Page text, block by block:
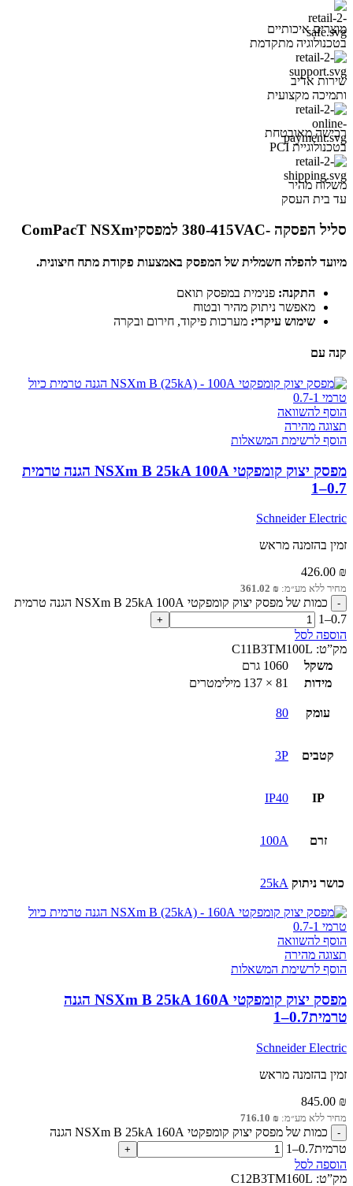
מוצרים איכותיים
בטכנולוגיה מתקדמת
שירות אדיב
ותמיכה מקצועית
רכישה מאובטחת
בטכנולוגיית PCI
משלוח מהיר
עד בית העסק
סליל הפסקה -380-415VAC למפסקיComPacT NSXm
מיועד להפלה חשמלית של המפסק באמצעות פקודת מתח חיצונית.
התקנה: פנימית במפסק תואם
מאפשר ניתוק מהיר ובטוח
שימוש עיקרי: מערכות פיקוד, חירום ובקרה
קנה עם
הוסף להשוואה
תצוגה מהירה
הוסף לרשימת המשאלות
מפסק יצוק קומפקטי NSXm B 25kA 100A הגנה טרמית
0.7–1
Schneider Electric
זמין בהזמנה מראש
426.00 ₪
מחיר ללא מע״מ: 361.02 ₪
כמות של מפסק יצוק קומפקטי NSXm B 25kA 100A הגנה טרמית
0.7–1
הוספה לסל
מק”ט: C11B3TM100L
משקל
1060 גרם
מידות
81 × 137 מילימטרים
עומק 80
קטבים 3P
IP
IP40
זרם 100A
כושר ניתוק 25kA
הוסף להשוואה
תצוגה מהירה
הוסף לרשימת המשאלות
מפסק יצוק קומפקטי NSXm B 25kA 160A הגנה
טרמית0.7–1
Schneider Electric
זמין בהזמנה מראש
845.00 ₪
מחיר ללא מע״מ: 716.10 ₪
כמות של מפסק יצוק קומפקטי NSXm B 25kA 160A הגנה
טרמית0.7–1
הוספה לסל
מק”ט: C12B3TM160L